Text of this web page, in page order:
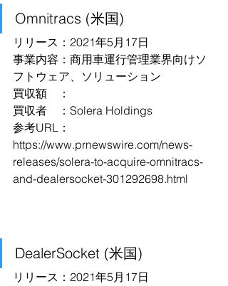
Omnitracs (米国)
リリース：2021年5月17日
事業内容：商用車運行管理業界向けソ
フトウェア、ソリューション
買収額　：
買収者　：Solera Holdings
参考URL：
https://www.prnewswire.com/news-
releases/solera-to-acquire-omnitracs-
and-dealersocket-301292698.html
DealerSocket (米国)
リリース：2021年5月17日